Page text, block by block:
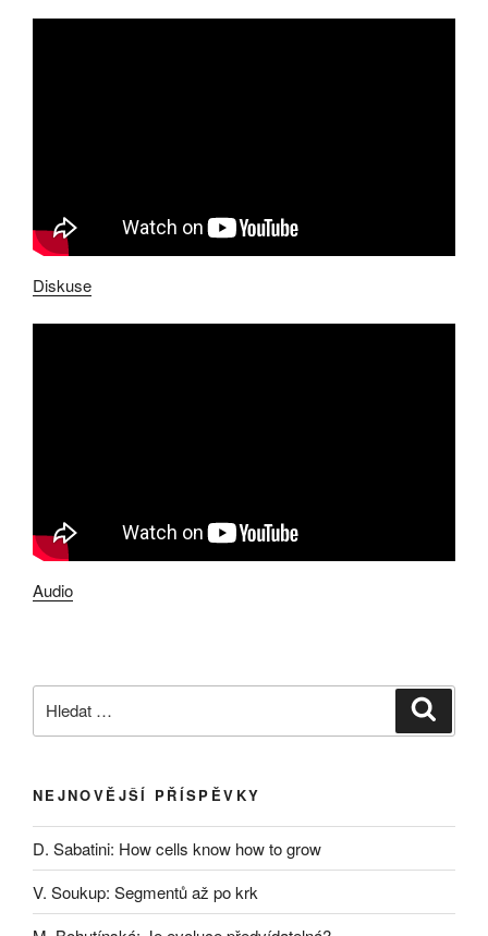
Diskuse
Audio
NEJNOVĚJŠÍ PŘÍSPĚVKY
D. Sabatini: How cells know how to grow
V. Soukup: Segmentů až po krk